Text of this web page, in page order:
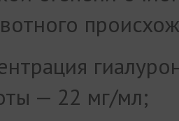
— 22 мг/мл;